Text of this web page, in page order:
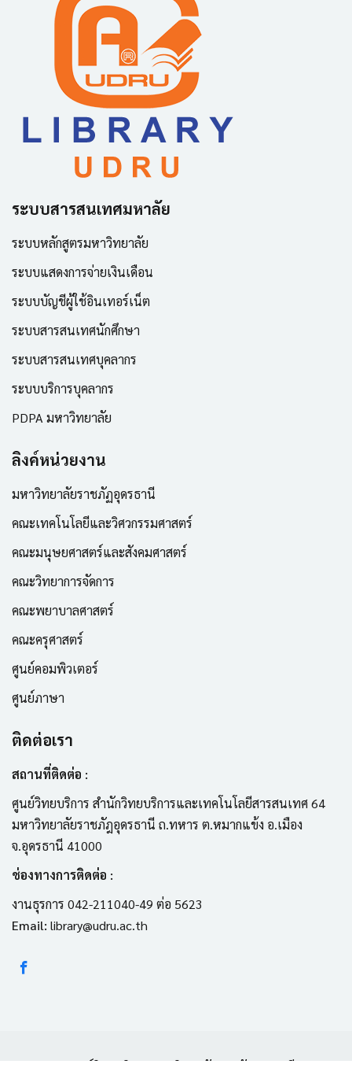
ระบบสารสนเทศมหาลัย
ระบบหลักสูตรมหาวิทยาลัย
ระบบแสดงการจ่ายเงินเดือน
ระบบบัญชีผู้ใช้อินเทอร์เน็ต
ระบบสารสนเทศนักศึกษา
ระบบสารสนเทศบุคลากร
ระบบบริการบุคลากร
PDPA มหาวิทยาลัย
ลิงค์หน่วยงาน
มหาวิทยาลัยราชภัฏอุดรธานี
คณะเทคโนโลยีและวิศวกรรมศาสตร์
คณะมนุษยศาสตร์และสังคมศาสตร์
คณะวิทยาการจัดการ
คณะพยาบาลศาสตร์
คณะครุศาสตร์
ศูนย์คอมพิวเตอร์
ศูนย์ภาษา
ติดต่อเรา
สถานที่ติดต่อ :
ศูนย์วิทยบริการ สำนักวิทยบริการและเทคโนโลยีสารสนเทศ 64
มหาวิทยาลัยราชภัฎอุดรธานี ถ.ทหาร ต.หมากแข้ง อ.เมือง
จ.อุดรธานี 41000
ช่องทางการติดต่อ :
งานธุรการ 042-211040-49 ต่อ 5623
Email: library@udru.ac.th